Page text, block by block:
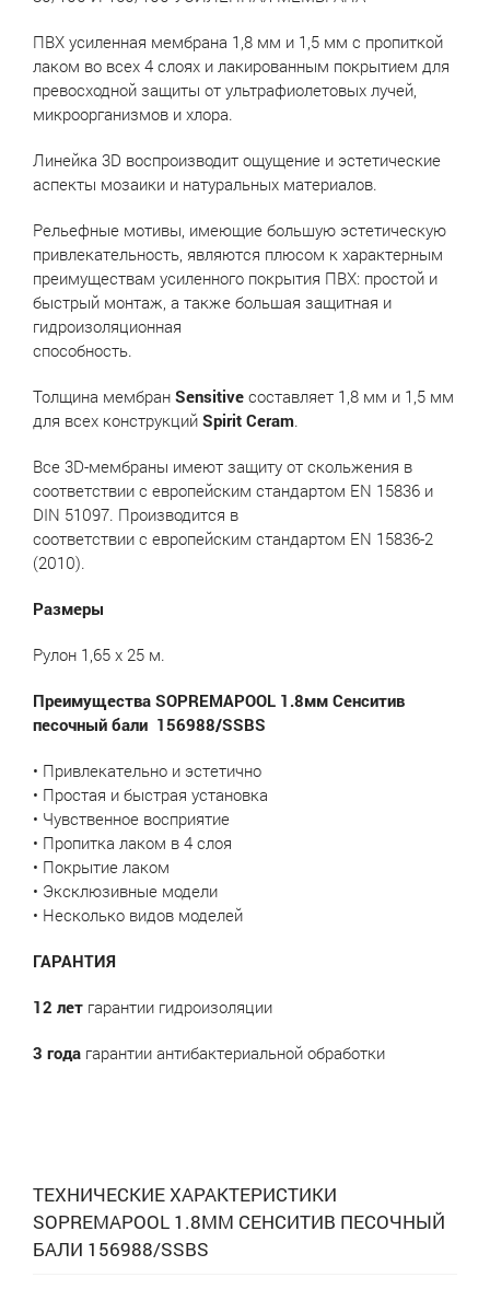
ПВХ усиленная мембрана 1,8 мм и 1,5 мм с пропиткой
лаком во всех 4 слоях и лакированным покрытием для
превосходной защиты от ультрафиолетовых лучей,
микроорганизмов и хлора.
Линейка 3D воспроизводит ощущение и эстетические
аспекты мозаики и натуральных материалов.
Рельефные мотивы, имеющие большую эстетическую
привлекательность, являются плюсом к характерным
преимуществам усиленного покрытия ПВХ: простой и
быстрый монтаж, а также большая защитная и
гидроизоляционная
способность.
Толщина мембран Sensitive составляет 1,8 мм и 1,5 мм
для всех конструкций Spirit Ceram.
Все 3D-мембраны имеют защиту от скольжения в
соответствии с европейским стандартом EN 15836 и
DIN 51097. Производится в
соответствии с европейским стандартом EN 15836-2
(2010).
Размеры
Рулон 1,65 х 25 м.
Преимущества SOPREMAPOOL 1.8мм Сенситив
песочный бали 156988/SSBS
• Привлекательно и эстетично
• Простая и быстрая установка
• Чувственное восприятие
• Пропитка лаком в 4 слоя
• Покрытие лаком
• Эксклюзивные модели
• Несколько видов моделей
ГАРАНТИЯ
12 лет гарантии гидроизоляции
3 года гарантии антибактериальной обработки
ТЕХНИЧЕСКИЕ ХАРАКТЕРИСТИКИ
SOPREMAPOOL 1.8ММ СЕНСИТИВ ПЕСОЧНЫЙ
БАЛИ 156988/SSBS